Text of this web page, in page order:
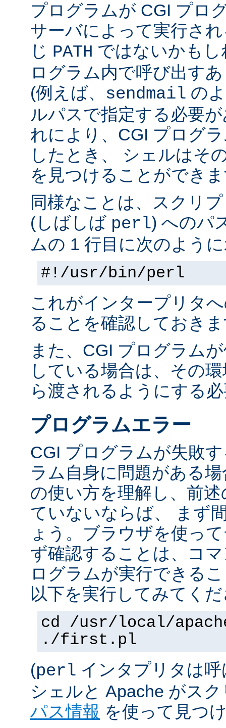
プログラムが CGI プロ
サーバによって実行さ
じ PATH ではないかも
ログラム内で呼び出す
(例えば、 sendmail の
ルパスで指定する必要
れにより、CGI プログ
したとき、 シェルはそ
を見つけることができ
同様なことは、スクリ
(しばしば perl) へのパ
ムの 1 行目に次のよう
#!/usr/bin/perl
これがインタープリタ
ることを確認しておき
また、CGI プログラム
している場合は、その
ら渡されるようにする
プログラムエラー
CGI プログラムが失敗
ラム自身に問題がある
の使い方を理解し、前
ていないならば、 まず
ょう。ブラウザを使っ
ず確認することは、コ
ログラムが実行できる
以下を実行してみてく
cd /usr/local/
./first.pl
(perl インタプリタは
シェルと Apache がス
パス情報 を使って見つ